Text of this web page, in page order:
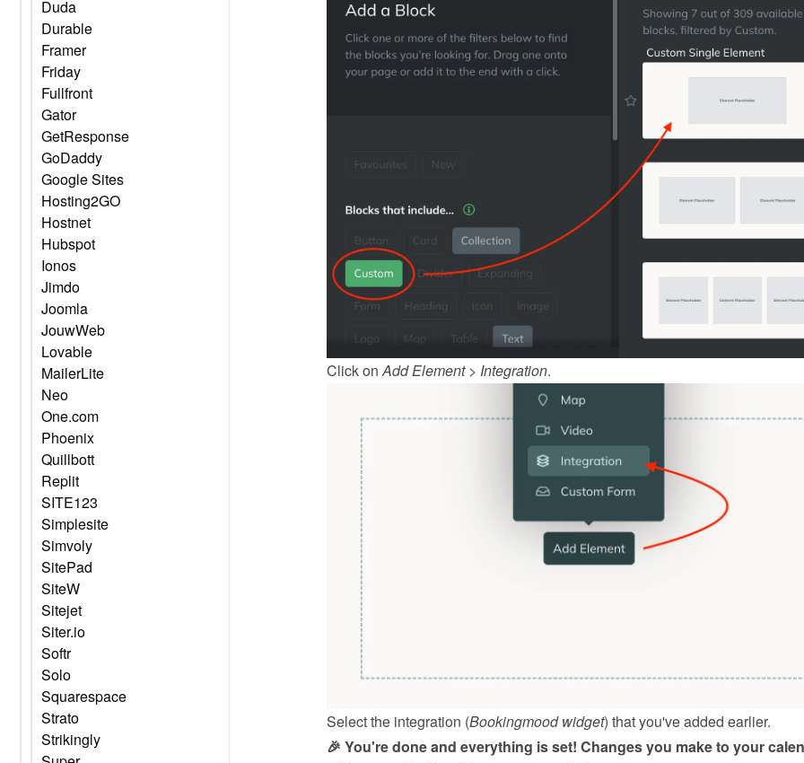
Duda
Durable
Framer
Friday
Fullfront
Gator
GetResponse
GoDaddy
Google Sites
Hosting2GO
Hostnet
Hubspot
Ionos
Jimdo
Joomla
JouwWeb
Lovable
MailerLite
Neo
One.com
Phoenix
Quillbott
Replit
SITE123
Simplesite
Simvoly
SitePad
SiteW
Sitejet
Siter.io
Softr
Solo
Squarespace
Strato
Strikingly
Click on Add Element > Integration.
Select the integration (Bookingmood widget) that you've added earlier.
🎉 You're done and everything is set! Changes you make to your